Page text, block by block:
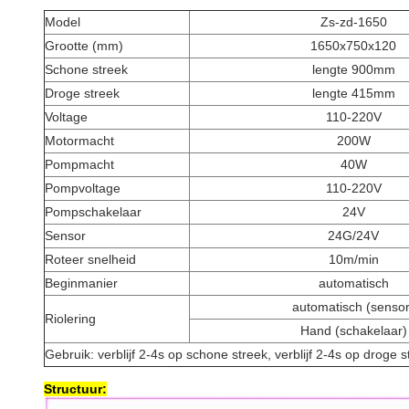
Model
Zs-zd-1650
Grootte (mm)
1650x750x120
Schone streek
lengte 900mm
Droge streek
lengte 415mm
Voltage
110-220V
Motormacht
200W
Pompmacht
40W
Pompvoltage
110-220V
Pompschakelaar
24V
Sensor
24G/24V
Roteer snelheid
10m/min
Beginmanier
automatisch
Riolering
automatisch
Hand (schakelaar)
Gebruik: verblijf 2-4s op schone streek, verblijf 2-4s op droge
Structuur: